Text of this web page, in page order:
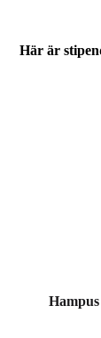
Här är